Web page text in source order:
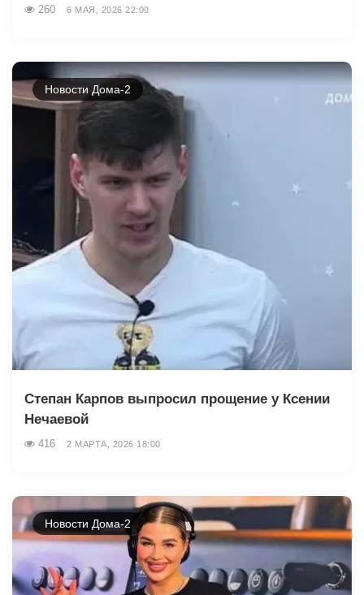
260 6 МАЯ, 2026 22:00
Новости Дома-2
Степан Карпов выпросил прощение у Ксении
Нечаевой
416 2 МАРТА, 2026 18:00
Новости Дома-2